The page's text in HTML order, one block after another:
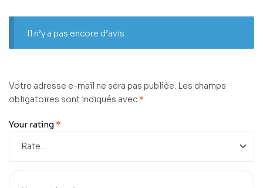
Il n’y a pas encore d’avis.
Votre adresse e-mail ne sera pas publiée. Les champs
obligatoires sont indiqués avec*
Your rating *